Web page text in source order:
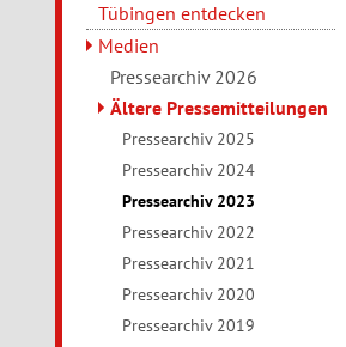
Tübingen entdecken
Medien
Pressearchiv 2026
Ältere Pressemitteilungen
Pressearchiv 2025
Pressearchiv 2024
Pressearchiv 2023
Pressearchiv 2022
Pressearchiv 2021
Pressearchiv 2020
Pressearchiv 2019